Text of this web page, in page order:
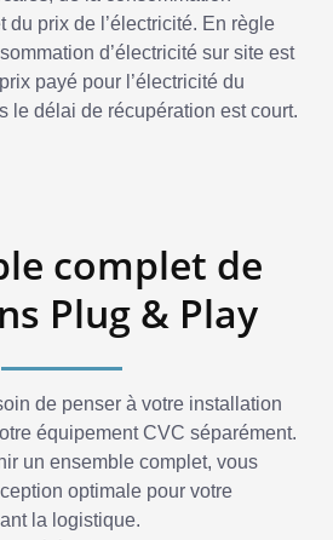
du prix de l’électricité. En règle
d’électricité sur site est
payé pour l’électricité du
le délai de récupération est court.
complet de
Plug & Play
de penser à votre installation
équipement CVC séparément.
un ensemble complet, vous
optimale pour votre
la logistique.